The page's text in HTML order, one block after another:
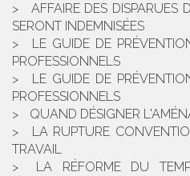
AFFAIRE DES DISPARUES
SERONT INDEMNISÉES
LE GUIDE DE
PROFESSIONNELS
LE GUIDE DE
PROFESSIONNELS
QUAND DÉSIGNER
LA RUPTURE
TRAVAIL
LA RÉFORME DU